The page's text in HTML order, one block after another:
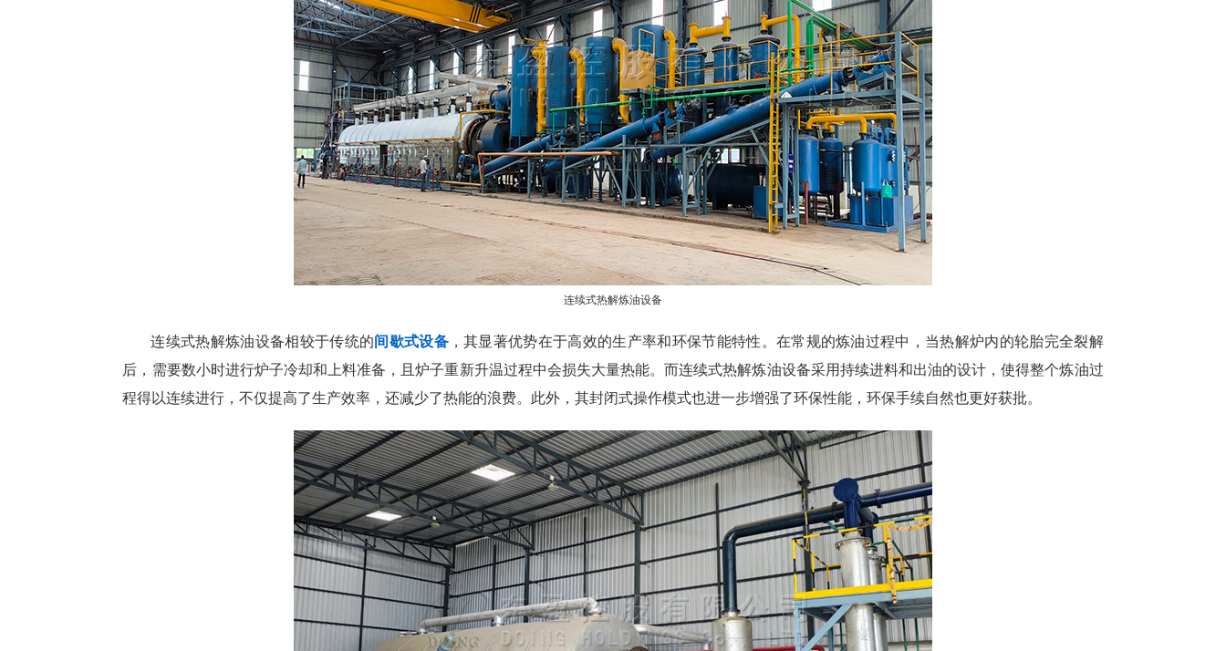
连续式热解炼油设备
连续式热解炼油设备相较于传统的间歇式设备，其显著优势在于高效的生产率和环保节能特性。在常规的炼油过程中，当热解炉内的轮胎完全裂解
后，需要数小时进行炉子冷却和上料准备，且炉子重新升温过程中会损失大量热能。而连续式热解炼油设备采用持续进料和出油的设计，使得整个炼油过
程得以连续进行，不仅提高了生产效率，还减少了热能的浪费。此外，其封闭式操作模式也进一步增强了环保性能，环保手续自然也更好获批。